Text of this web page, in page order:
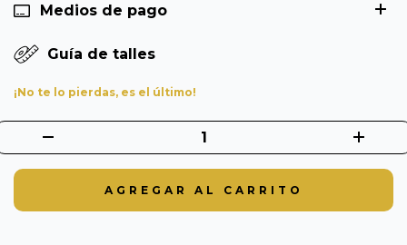
Medios de pago
Guía de talles
¡No te lo pierdas, es el último!